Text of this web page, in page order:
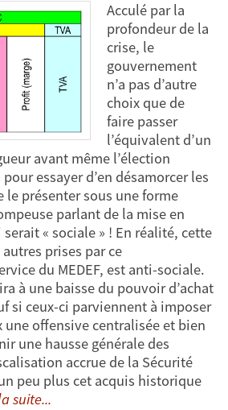
Acculé par la
profondeur de la
crise, le
gouvernement
n’a pas d’autre
choix que de
faire passer
l’équivalent d’un
avant même l’élection
essayer d’en désamorcer les
le présenter sous une forme
parlant de la mise en
serait « sociale » ! En réalité, cette
prises par ce
du MEDEF, est anti-sociale.
à une baisse du pouvoir d’achat
si ceux-ci parviennent à imposer
une offensive centralisée et bien
une hausse générale des
accrue de la Sécurité
peu plus cet acquis historique
suite...